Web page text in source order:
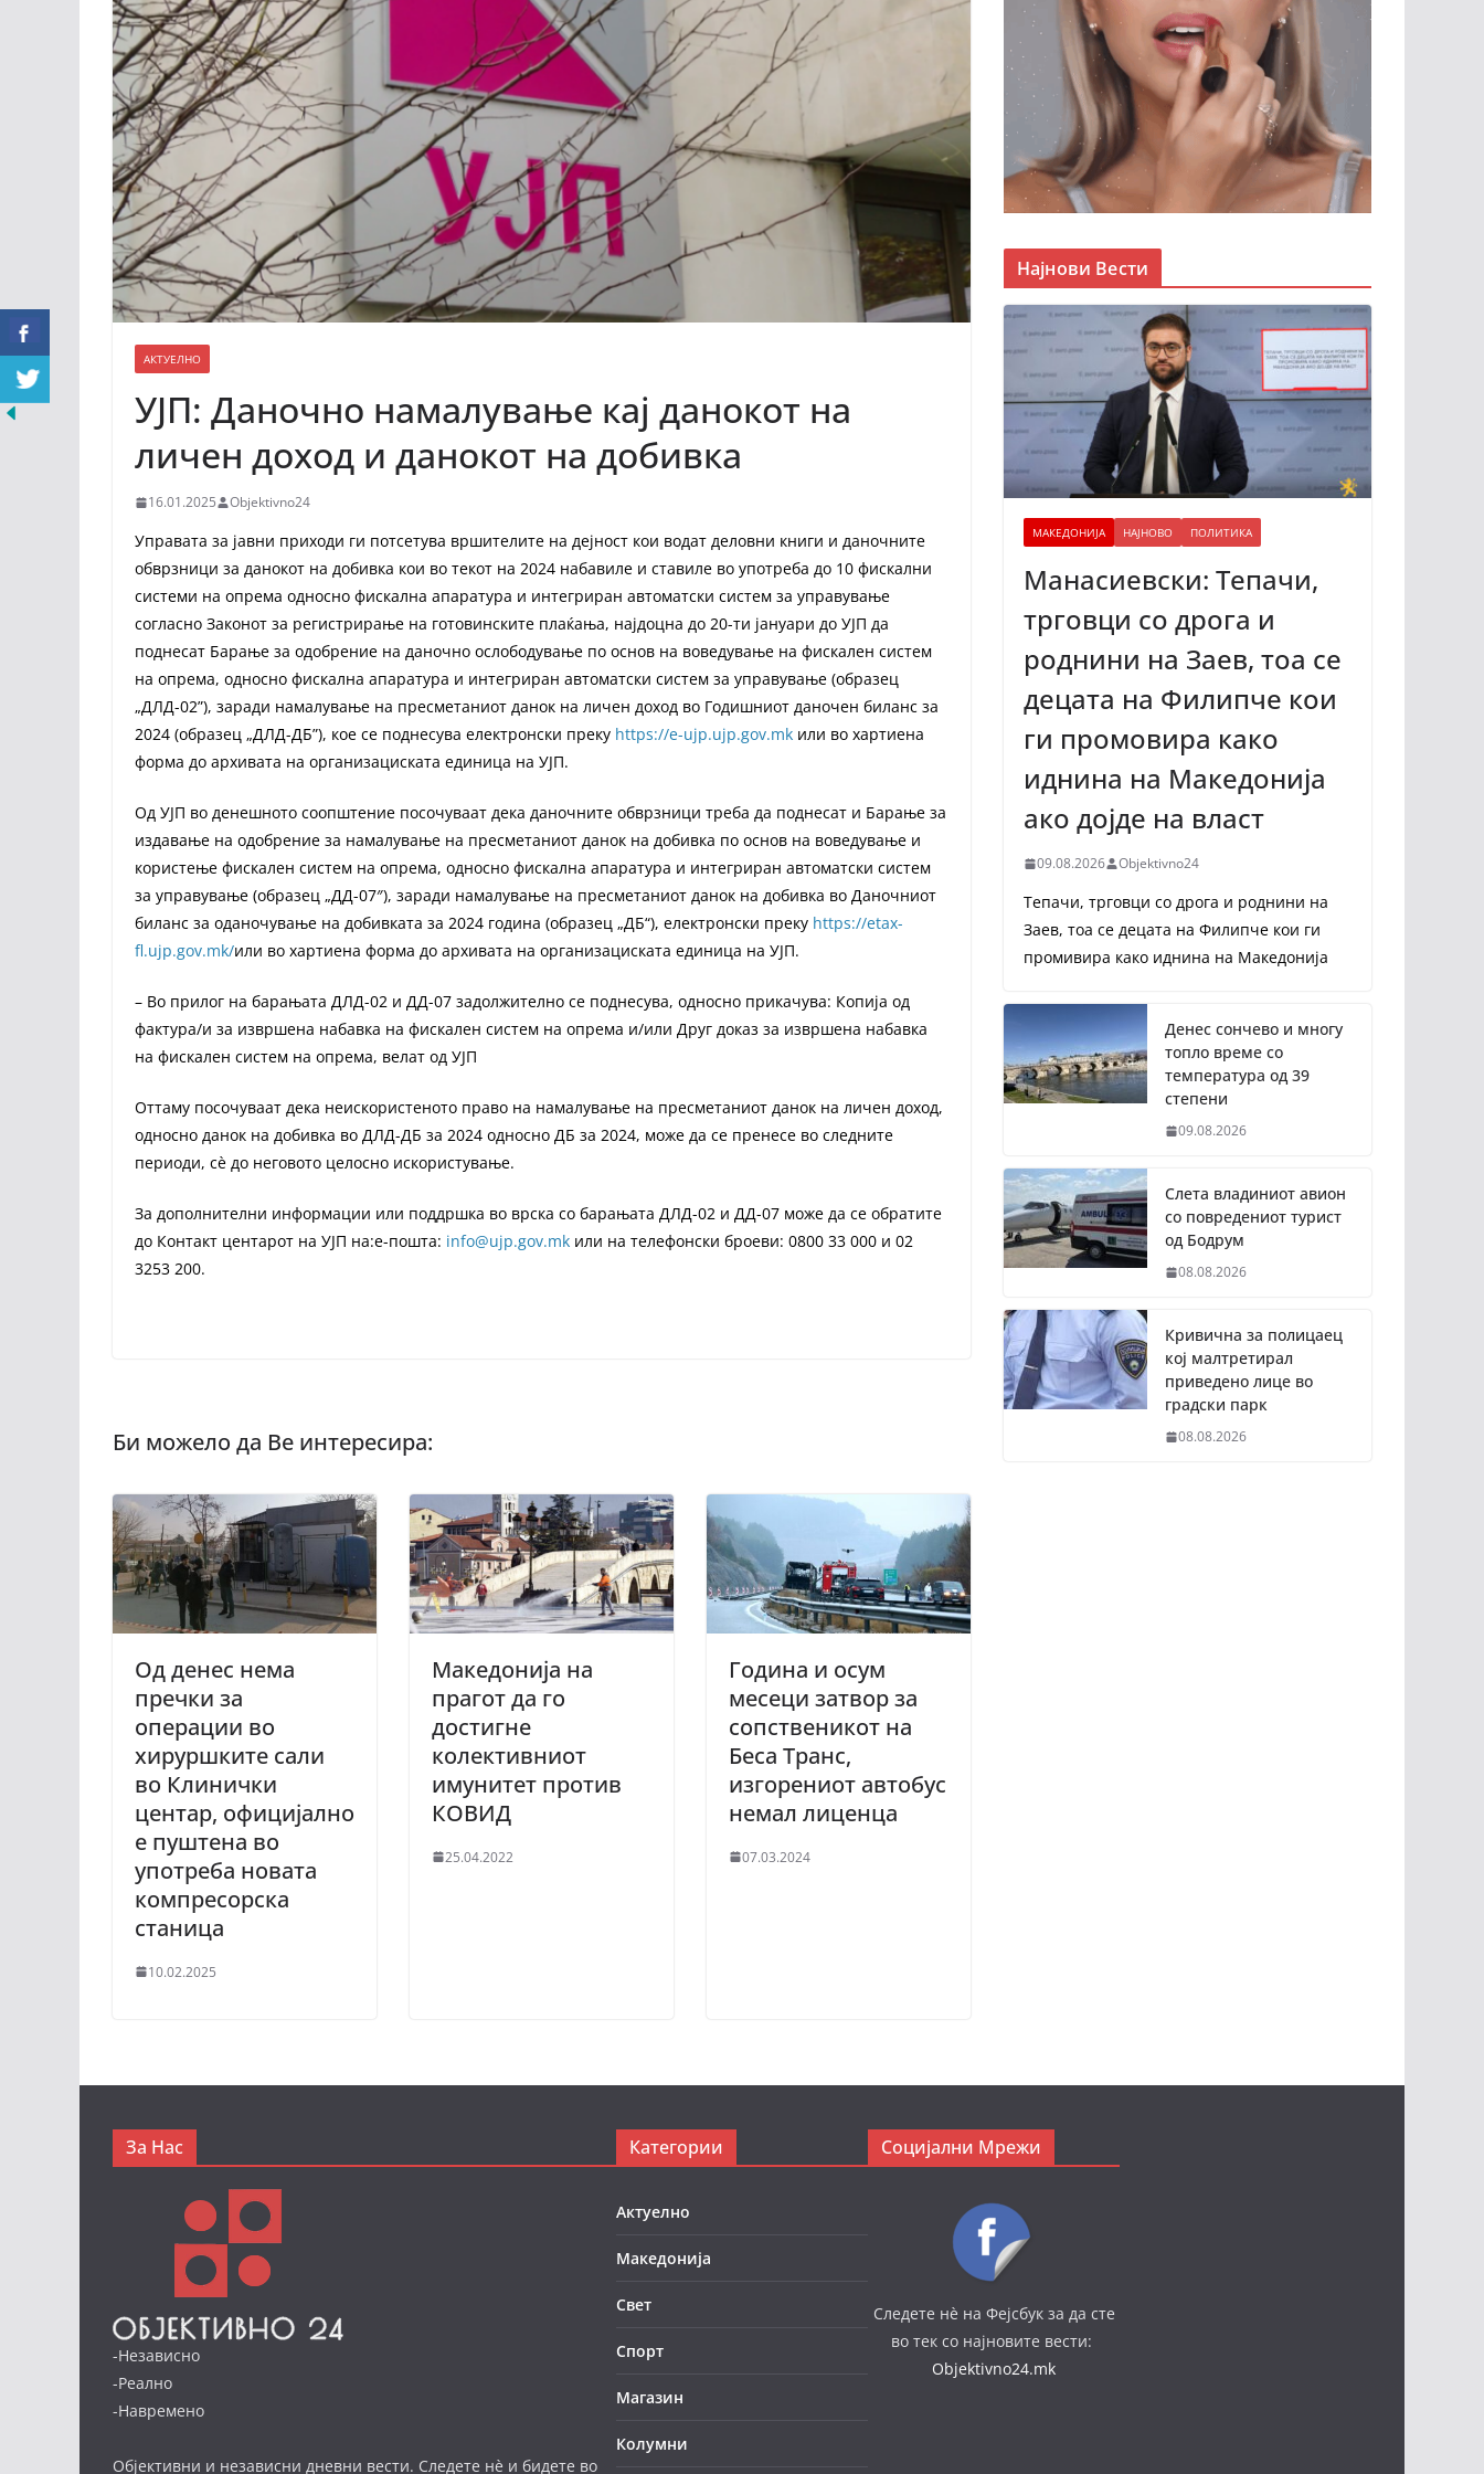
АКТУЕЛНО
УЈП: Даночно намалување кај данокот на
личен доход и данокот на добивка
16.01.2025 Objektivno24
Управата за јавни приходи ги потсетува вршителите на дејност кои водат деловни книги и даночните
обврзници за данокот на добивка кои во текот на 2024 набавиле и ставиле во употреба до 10 фискални
системи на опрема односно фискална апаратура и интегриран автоматски систем за управување
согласно Законот за регистрирање на готовинските плаќања, најдоцна до 20-ти јануари до УЈП да
поднесат Барање за одобрение на даночно ослободување по основ на воведување на фискален систем
на опрема, односно фискална апаратура и интегриран автоматски систем за управување (образец
„ДЛД-02”), заради намалување на пресметаниот данок на личен доход во Годишниот даночен биланс за
2024 (образец „ДЛД-ДБ”), кое се поднесува електронски преку https://e-ujp.ujp.gov.mk или во хартиена
форма до архивата на организациската единица на УЈП.
Од УЈП во денешното соопштение посочуваат дека даночните обврзници треба да поднесат и Барање за
издавање на одобрение за намалување на пресметаниот данок на добивка по основ на воведување и
користење фискален систем на опрема, односно фискална апаратура и интегриран автоматски систем
за управување (образец „ДД-07″), заради намалување на пресметаниот данок на добивка во Даночниот
биланс за оданочување на добивката за 2024 година (образец „ДБ“), електронски преку https://etax-
fl.ujp.gov.mk/или во хартиена форма до архивата на организациската единица на УЈП.
– Во прилог на барањата ДЛД-02 и ДД-07 задолжително се поднесува, односно прикачува: Копија од
фактура/и за извршена набавка на фискален систем на опрема и/или Друг доказ за извршена набавка
на фискален систем на опрема, велат од УЈП
Оттаму посочуваат дека неискористеното право на намалување на пресметаниот данок на личен доход,
односно данок на добивка во ДЛД-ДБ за 2024 односно ДБ за 2024, може да се пренесе во следните
периоди, сѐ до неговото целосно искористување.
За дополнителни информации или поддршка во врска со барањата ДЛД-02 и ДД-07 може да се обратите
до Контакт центарот на УЈП на:е-пошта: info@ujp.gov.mk или на телефонски броеви: 0800 33 000 и 02
3253 200.
Од денес нема
пречки за
операции во
хируршките сали
во Клинички
центар, официјално
е пуштена во
употреба новата
компресорска
станица
10.02.2025
Македонија на
прагот да го
достигне
колективниот
имунитет против
КОВИД
25.04.2022
Година и осум
месеци затвор за
сопственикот на
Беса Транс,
изгорениот автобус
немал лиценца
07.03.2024
Најнови Вести
МАКЕДОНИЈА НАЈНОВО ПОЛИТИКА
Манасиевски: Тепачи,
трговци со дрога и
роднини на Заев, тоа се
децата на Филипче кои
ги промoвира како
иднина на Македонија
ако дојде на власт
09.08.2026 Objektivno24
Тепачи, трговци со дрога и роднини на
Заев, тоа се децата на Филипче кои ги
промивира како иднина на Македонија
Денес сончево и многу
топло време со
температура од 39
степени
09.08.2026
Слета владиниот авион
со повредениот турист
од Бодрум
08.08.2026
Кривична за полицаец
кој малтретирал
приведено лице во
градски парк
08.08.2026
За Нас
-Независно
-Реално
-Навремено
Објективни и независни дневни вести. Следете нè и бидете во
Категории
Актуелно
Македонија
Свет
Спорт
Магазин
Колумни
Социјални Мрежи
Следете нè на Фејсбук за да сте
во тек со најновите вести:
Objektivno24.mk